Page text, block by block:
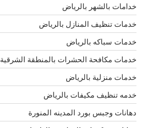
خدامات بالشهر بالرياض
خدمات تنظيف المنازل بالرياض
خدمات سباكه بالرياض
خدمات مكافحة الحشرات بالمنطقة الشرقية
خدمات منزلية بالرياض
خدمه تنظيف مكيفات بالرياض
دهانات وجبس بورد المدينه المنورة